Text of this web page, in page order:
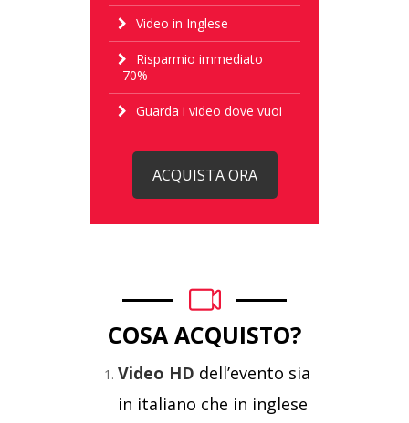
Video in Inglese
Risparmio immediato
-70%
Guarda i video dove vuoi
ACQUISTA ORA
COSA ACQUISTO?
Video HD dell’evento sia
in italiano che in inglese